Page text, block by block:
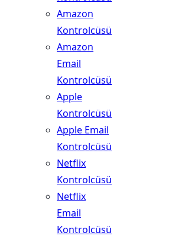
Amazon
Kontrolcüsü
Amazon
Email
Kontrolcüsü
Apple
Kontrolcüsü
Apple Email
Kontrolcüsü
Netflix
Kontrolcüsü
Netflix
Email
Kontrolcüsü